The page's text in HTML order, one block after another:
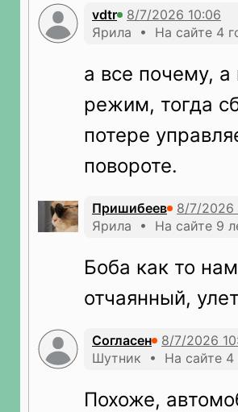
vdtr
Ярила • На сайте 4
а все почему,
режим, тогда
потере
повороте.
Пришибеев
Ярила • На сайте 9
Боба как то
отчаянный,
Согласен
Шутник • На сайте 4
Похоже,